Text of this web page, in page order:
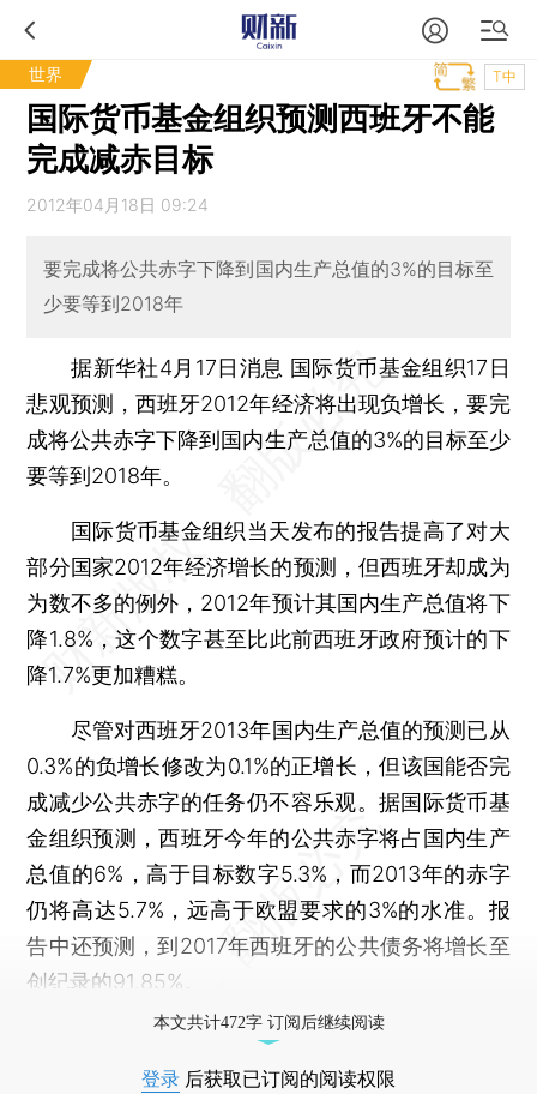
世界 T中
国际货币基金组织预测西班牙不能
完成减赤目标
2012年04月18日 09:24
要完成将公共赤字下降到国内生产总值的3%的目标至
少要等到2018年
据新华社4月17日消息 国际货币基金组织17日
悲观预测，西班牙2012年经济将出现负增长，要完
成将公共赤字下降到国内生产总值的3%的目标至少
要等到2018年。
国际货币基金组织当天发布的报告提高了对大
部分国家2012年经济增长的预测，但西班牙却成为
为数不多的例外，2012年预计其国内生产总值将下
降1.8%，这个数字甚至比此前西班牙政府预计的下
降1.7%更加糟糕。
尽管对西班牙2013年国内生产总值的预测已从
0.3%的负增长修改为0.1%的正增长，但该国能否完
成减少公共赤字的任务仍不容乐观。据国际货币基
金组织预测，西班牙今年的公共赤字将占国内生产
总值的6%，高于目标数字5.3%，而2013年的赤字
仍将高达5.7%，远高于欧盟要求的3%的水准。报
告中还预测，到2017年西班牙的公共债务将增长至
创纪录的91.85%。
本文共计472字 订阅后继续阅读
登录 后获取已订阅的阅读权限